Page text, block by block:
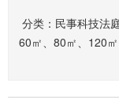
分类：民事科技法
60㎡、80㎡、120